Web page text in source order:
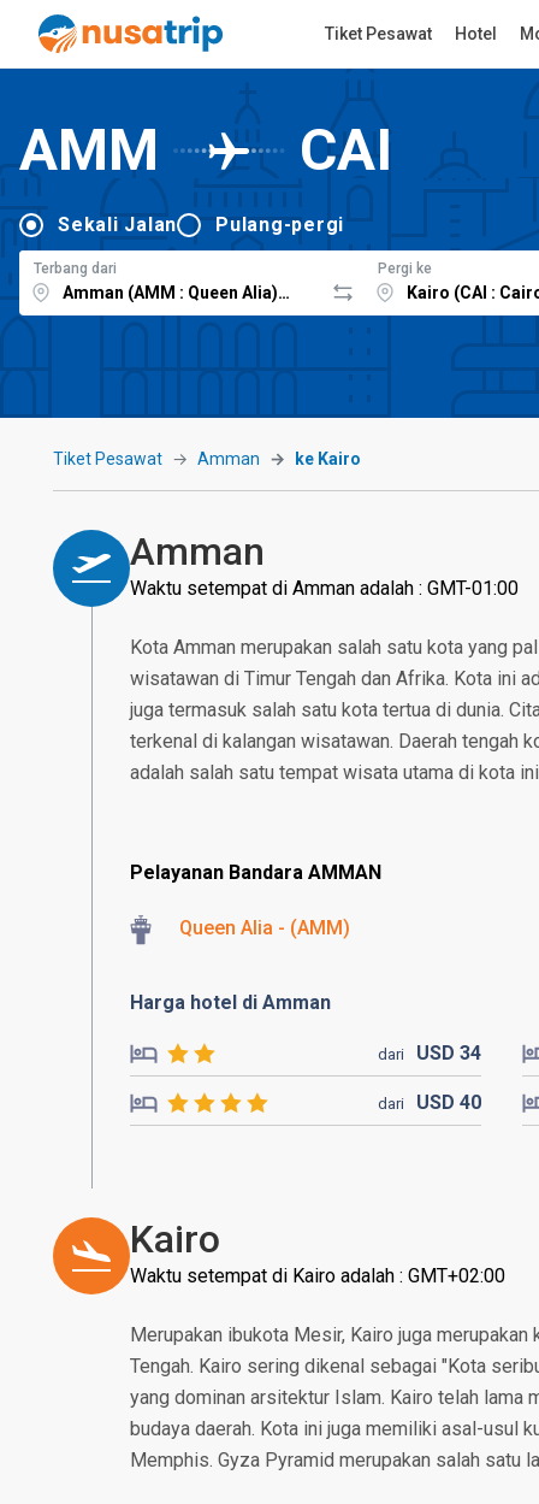
Tiket Pesawat Hotel
AMM CAI
Sekali Jalan Pulang-pergi
Terbang dari Pergi ke
Tiket Pesawat Amman ke Kairo
Amman
Waktu setempat di Amman adalah : GMT-01:00
Kota Amman merupakan salah satu kota yang
wisatawan di Timur Tengah dan Afrika. Kota ini
juga termasuk salah satu kota tertua di dunia.
terkenal di kalangan wisatawan. Daerah tengah
adalah salah satu tempat wisata utama di kota
Pelayanan Bandara AMMAN
Queen Alia - (AMM)
Harga hotel di Amman
dari USD 34
dari USD 40
Kairo
Waktu setempat di Kairo adalah : GMT+02:00
Merupakan ibukota Mesir, Kairo juga
Tengah. Kairo sering dikenal sebagai "Kota
yang dominan arsitektur Islam. Kairo telah lama
budaya daerah. Kota ini juga memiliki asal-usul
Memphis. Gyza Pyramid merupakan salah satu